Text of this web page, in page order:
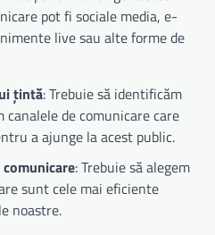
pot fi sociale media, e-
live sau alte forme de
țintă: Trebuie să identificăm
de comunicare care
a ajunge la acest public.
: Trebuie să alegem
sunt cele mai eficiente
noastre.